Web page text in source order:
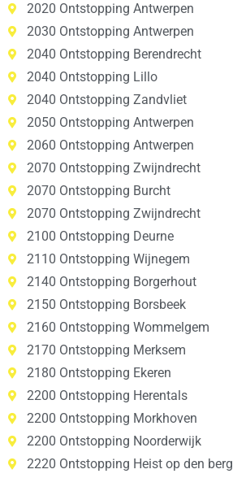
2020 Ontstopping Antwerpen
2030 Ontstopping Antwerpen
2040 Ontstopping Berendrecht
2040 Ontstopping Lillo
2040 Ontstopping Zandvliet
2050 Ontstopping Antwerpen
2060 Ontstopping Antwerpen
2070 Ontstopping Zwijndrecht
2070 Ontstopping Burcht
2070 Ontstopping Zwijndrecht
2100 Ontstopping Deurne
2110 Ontstopping Wijnegem
2140 Ontstopping Borgerhout
2150 Ontstopping Borsbeek
2160 Ontstopping Wommelgem
2170 Ontstopping Merksem
2180 Ontstopping Ekeren
2200 Ontstopping Herentals
2200 Ontstopping Morkhoven
2200 Ontstopping Noorderwijk
2220 Ontstopping Heist op den berg